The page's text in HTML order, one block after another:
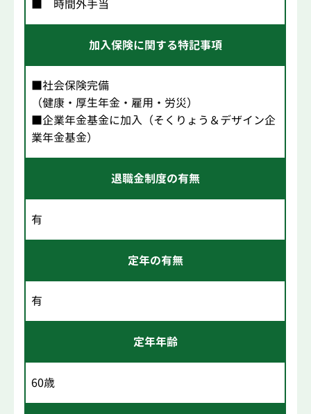
■ 時間外手当
加入保険に関する特記事項
■社会保険完備
（健康・厚生年金・雇用・労災）
■企業年金基金に加入（そくりょう＆デザイン企
業年金基金）
退職金制度の有無
有
定年の有無
有
定年年齢
60歳